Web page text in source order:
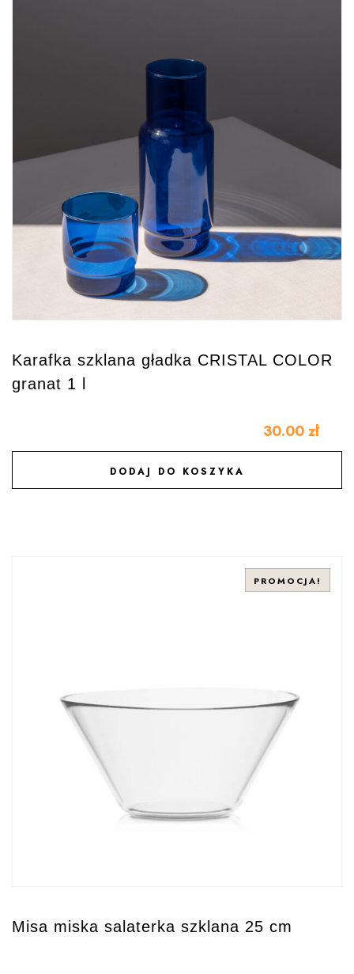
Karafka szklana gładka CRISTAL COLOR
granat 1 l
30.00 zł
DODAJ DO KOSZYKA
DODAJ DO ULUBIONYCH
PROMOCJA!
Misa miska salaterka szklana 25 cm